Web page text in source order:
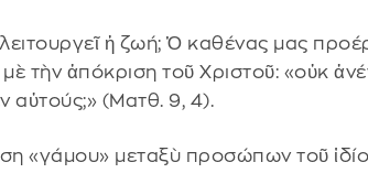
ἡ ζωή; Ὁ καθένας μας
τὴν ἀπόκριση τοῦ Χριστοῦ: «οὐκ
αὐτούς;» (Ματθ. 9, 4).
«γάμου» μεταξὺ προσώπων τοῦ